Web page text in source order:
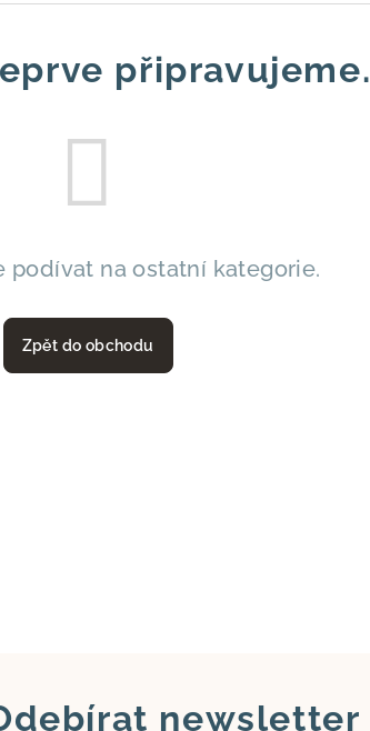
připravujeme.
podívat na ostatní kategorie.
Zpět do obchodu
newsletter